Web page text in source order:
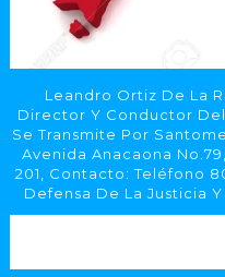
Leandro Ortiz De La
Director Y Conductor
Se Transmite Por
Avenida Anacaona
201, Contacto: Teléfono
Defensa De La Justicia